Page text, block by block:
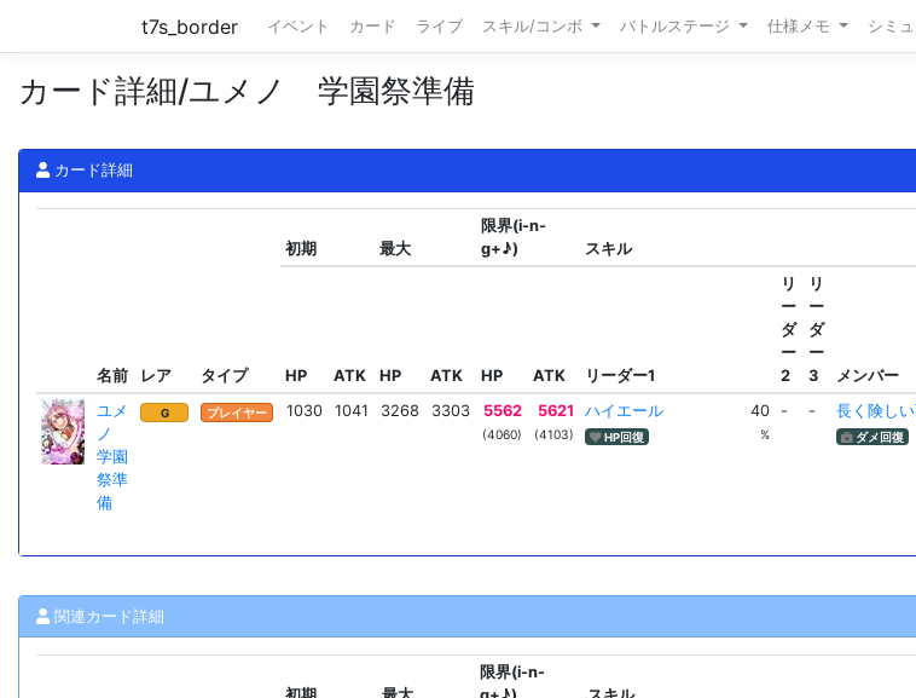
t7s_border イベント カード ライブ スキル/コンボ バトルステージ 仕様メモ シミ
カード詳細/ユメノ 学園祭準備
カード詳細
名前 レア タイプ
初期 最大
限界(i-n-
g+♪)
スキル
HP ATK HP ATK HP ATK リーダー1
リ
ー
ダ
ー
2
リ
ー
ダ
ー
3
メンバー
ユメ
ノ
学園
祭準
備
G プレイヤー 1030 1041 3268 3303 5562
(4060)
5621
(4103)
ハイエール
HP回復
40
%
- - 長く険し
ダメ回復
関連カード詳細
限界(i-n-